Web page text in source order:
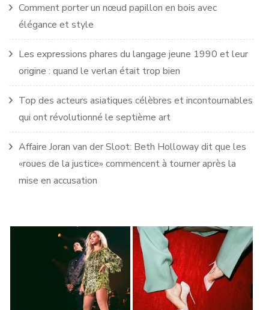
Comment porter un nœud papillon en bois avec
élégance et style
Les expressions phares du langage jeune 1990 et leur
origine : quand le verlan était trop bien
Top des acteurs asiatiques célèbres et incontournables
qui ont révolutionné le septième art
Affaire Joran van der Sloot: Beth Holloway dit que les
«roues de la justice» commencent à tourner après la
mise en accusation